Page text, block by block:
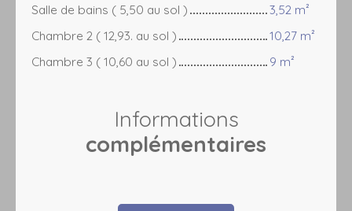
Salle de bains ( 5,50 au sol )
3,52 m²
Chambre 2 ( 12,93. au sol )
10,27 m²
Chambre 3 ( 10,60 au sol )
9 m²
Informations
complémentaires